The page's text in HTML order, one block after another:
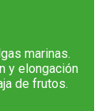
marinas.
y elongación
de frutos.